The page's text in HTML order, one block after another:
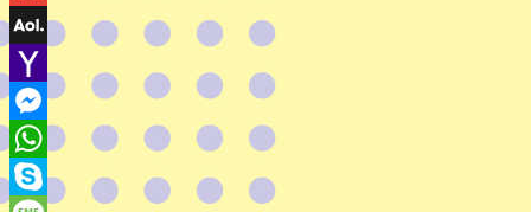
Gmail
AOL
Mail
Yahoo
Mail
Messenger
WhatsApp